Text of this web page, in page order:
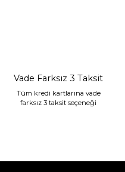
Vade Farksız 3 Taksit
Tüm kredi kartlarına vade
farksız 3 taksit seçeneği